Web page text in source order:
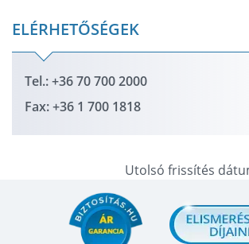
ELÉRHETŐSÉGEK
Tel.: +36 70 700 2000
Fax: +36 1 700 1818
Utolsó frissítés